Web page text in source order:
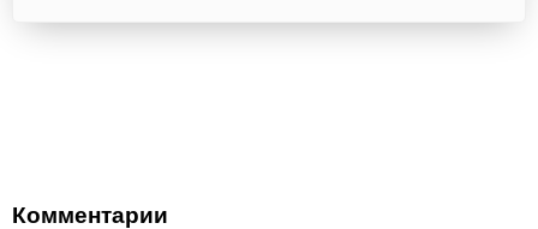
Комментарии